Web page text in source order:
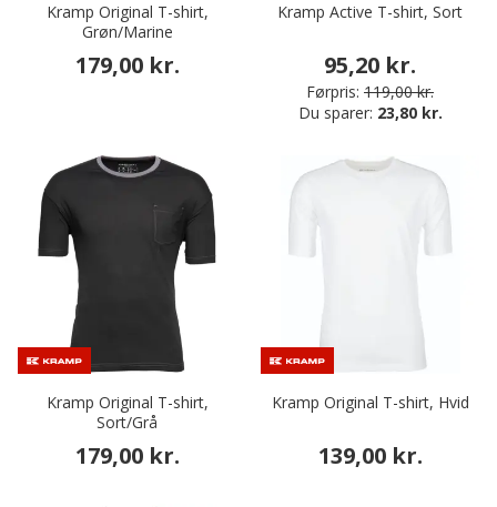
Kramp Original T-shirt,
Grøn/Marine
179,00 kr.
Kramp Active T-shirt, Sort
95,20 kr.
Førpris: 119,00 kr.
Du sparer: 23,80 kr.
Kramp Original T-shirt,
Sort/Grå
179,00 kr.
Kramp Original T-shirt, Hvid
139,00 kr.